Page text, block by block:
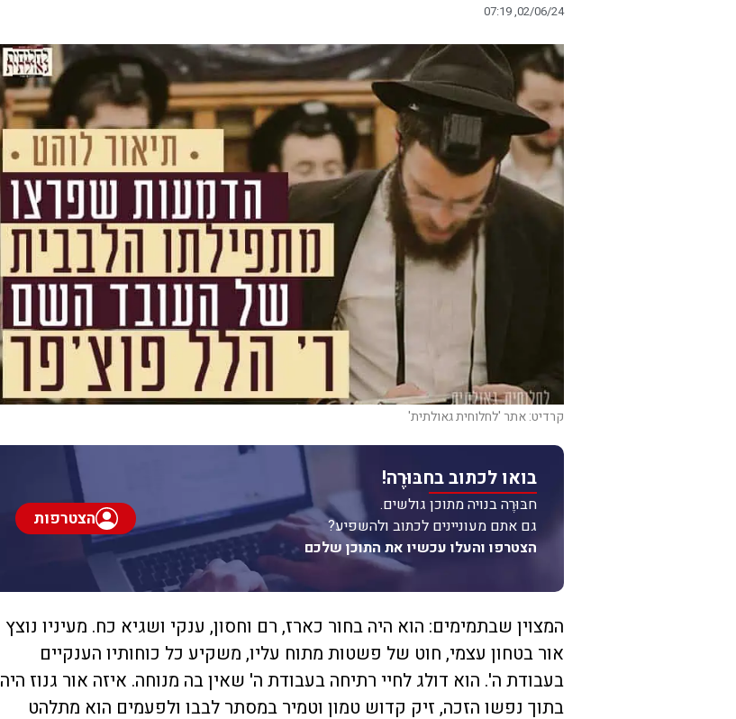
07:19 ,02/06/24
קרדיט: אתר 'לחלוחית גאולתית'
בואו לכתוב בחבּוּרֶה!
חבּוּרֶה בנויה מתוכן גולשים.
גם אתם מעוניינים לכתוב ולהשפיע?
הצטרפו והעלו עכשיו את התוכן שלכם
הצטרפות
המצוין שבתמימים: הוא היה בחור כארז, רם וחסון, ענקי ושגיא כח. מעיניו נוצץ
אור בטחון עצמי, חוט של פשטות מתוח עליו, משקיע כל כוחותיו הענקיים
בעבודת ה'. הוא דולג לחיי רתיחה בעבודת ה' שאין בה מנוחה. איזה אור גנוז היה
בתוך נפשו הזכה, זיק קדוש טמון וטמיר במסתר לבבו ולפעמים הוא מתלהט